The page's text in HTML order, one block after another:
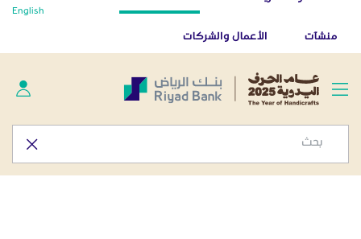
أخبار صحفية - المركز الإعلامي
تطبيق بنك الرياض
منشآت الأعمال والشركات
English